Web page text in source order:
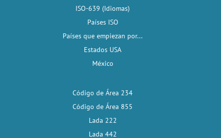
ISO-639 (Idiomas)
Países ISO
Países que empiezan por...
Estados USA
México
Código de Área 234
Código de Área 855
Lada 222
Lada 442